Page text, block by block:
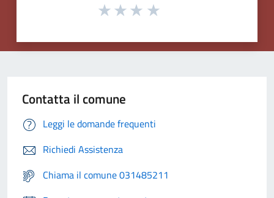
Contatta il comune
Leggi le domande frequenti
Richiedi Assistenza
Chiama il comune 031485211